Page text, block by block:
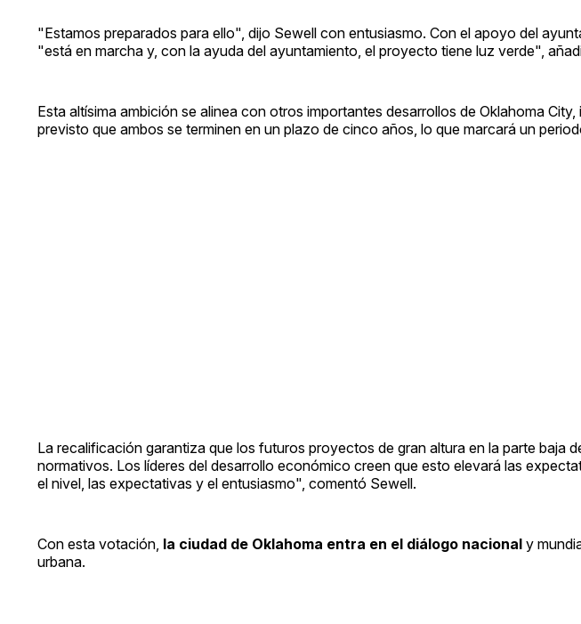
"Estamos preparados para ello", dijo Sewell con entusiasmo. Con el apoyo del
"está en marcha y, con la ayuda del ayuntamiento, el proyecto tiene luz verde",
Esta altísima ambición se alinea con otros importantes desarrollos de Oklahoma
previsto que ambos se terminen en un plazo de cinco años, lo que marcará un
La recalificación garantiza que los futuros proyectos de gran altura en la parte baja
normativos. Los líderes del desarrollo económico creen que esto elevará las
el nivel, las expectativas y el entusiasmo", comentó Sewell.
Con esta votación, la ciudad de Oklahoma entra en el diálogo nacional y
urbana.